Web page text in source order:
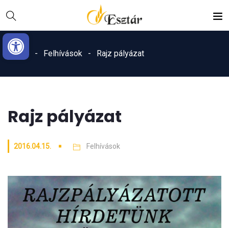
Eszköztár megnyitása
Content
navigációhoz
Home
Felhívások Rajz pályázat
Rajz pályázat
2016.04.15. Felhívások